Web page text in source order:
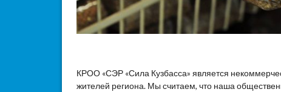
КРОО «СЭР «Сила Кузбасса» является
жителей региона. Мы считаем, что наша